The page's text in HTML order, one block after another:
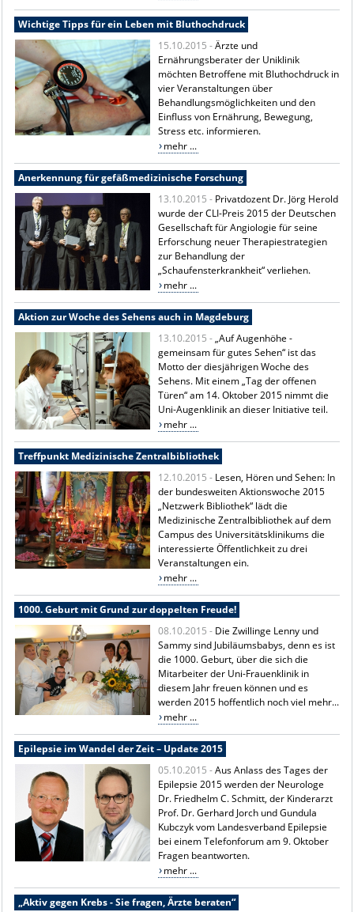
Wichtige Tipps für ein Leben mit Bluthochdruck
15.10.2015 -Ärzte und
Ernährungsberater der Uniklinik
möchten Betroffene mit Bluthochdruck in
vier Veranstaltungen über
Behandlungsmöglichkeiten und den
Einfluss von Ernährung, Bewegung,
Stress etc. informieren.
mehr ...
Anerkennung für gefäßmedizinische Forschung
13.10.2015 - Privatdozent Dr. Jörg Herold
wurde der CLI-Preis 2015 der Deutschen
Gesellschaft für Angiologie für seine
Erforschung neuer Therapiestrategien
zur Behandlung der
„Schaufensterkrankheit“ verliehen.
mehr ...
Aktion zur Woche des Sehens auch in Magdeburg
13.10.2015 -„Auf Augenhöhe -
gemeinsam für gutes Sehen“ ist das
Motto der diesjährigen Woche des
Sehens. Mit einem „Tag der offenen
Türen“ am 14. Oktober 2015 nimmt die
Uni-Augenklinik an dieser Initiative teil.
mehr ...
Treffpunkt Medizinische Zentralbibliothek
12.10.2015 - Lesen, Hören und Sehen: In
der bundesweiten Aktionswoche 2015
„Netzwerk Bibliothek“ lädt die
Medizinische Zentralbibliothek auf dem
Campus des Universitätsklinikums die
interessierte Öffentlichkeit zu drei
Veranstaltungen ein.
mehr ...
1000. Geburt mit Grund zur doppelten Freude!
08.10.2015 - Die Zwillinge Lenny und
Sammy sind Jubiläumsbabys, denn es ist
die 1000. Geburt, über die sich die
Mitarbeiter der Uni-Frauenklinik in
diesem Jahr freuen können und es
werden 2015 hoffentlich noch viel mehr...
mehr ...
Epilepsie im Wandel der Zeit – Update 2015
05.10.2015 -Aus Anlass des Tages der
Epilepsie 2015 werden der Neurologe
Dr. Friedhelm C. Schmitt, der Kinderarzt
Prof. Dr. Gerhard Jorch und Gundula
Kubczyk vom Landesverband Epilepsie
bei einem Telefonforum am 9. Oktober
Fragen beantworten.
mehr ...
„Aktiv gegen Krebs - Sie fragen, Ärzte beraten“